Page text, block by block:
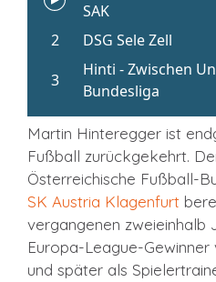
Martin Hinteregger ist
Fußball zurückgekehrt.
Österreichische Fußball-
SK Austria Klagenfurt
vergangenen zweieinhalb
Europa-League-
und später als